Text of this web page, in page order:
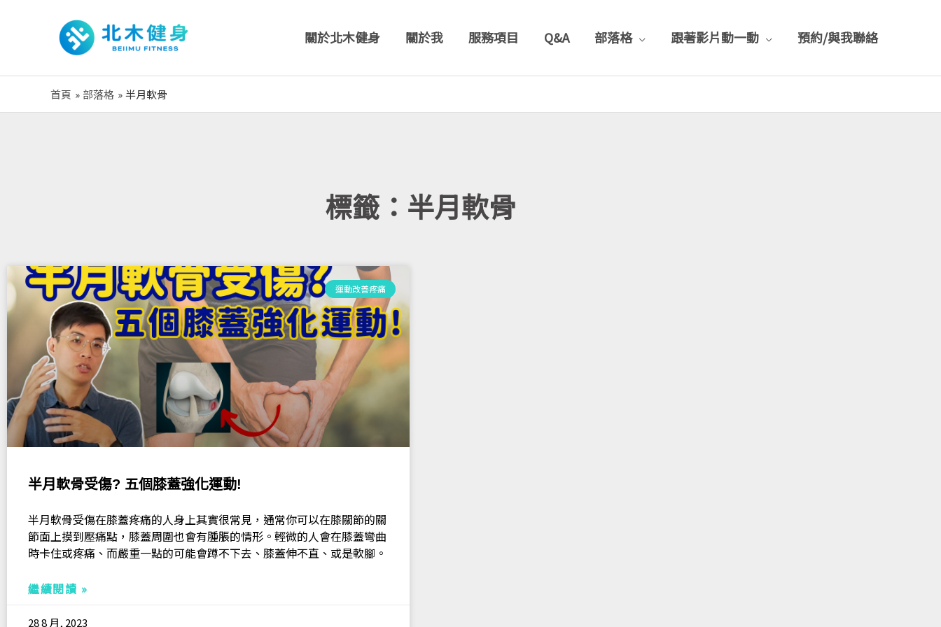
關於北木健身 關於我 服務項目 Q&A 部落格 跟著影片動一動 預約/與我聯絡
首頁 部落格 半月軟骨
標籤：半月軟骨
運動改善疼痛
半月軟骨受傷? 五個膝蓋強化運動!
半月軟骨受傷在膝蓋疼痛的人身上其實很常見，通常你可以在膝關節的關
節面上摸到壓痛點，膝蓋周圍也會有腫脹的情形。輕微的人會在膝蓋彎曲
時卡住或疼痛、而嚴重一點的可能會蹲不下去、膝蓋伸不直、或是軟腳。
繼續閱讀 »
28 8 月, 2023